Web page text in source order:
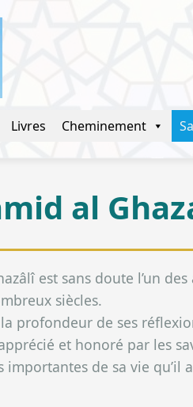
Livres Cheminement
al
est sans doute l’un
siècles.
profondeur de ses
et honoré par les
de sa vie qu’il